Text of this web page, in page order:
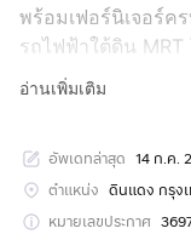
พร้อมเฟอร์นิเจอร์ค
รถไฟฟ้าใต้ดิน
สนใจติดต่อสอบถาม
อ่านเพิ่มเติม
อัพเดทล่าสุด 14 ก.ค.
ตำแหน่ง ดินแดง กรุง
หมายเลขประกาศ